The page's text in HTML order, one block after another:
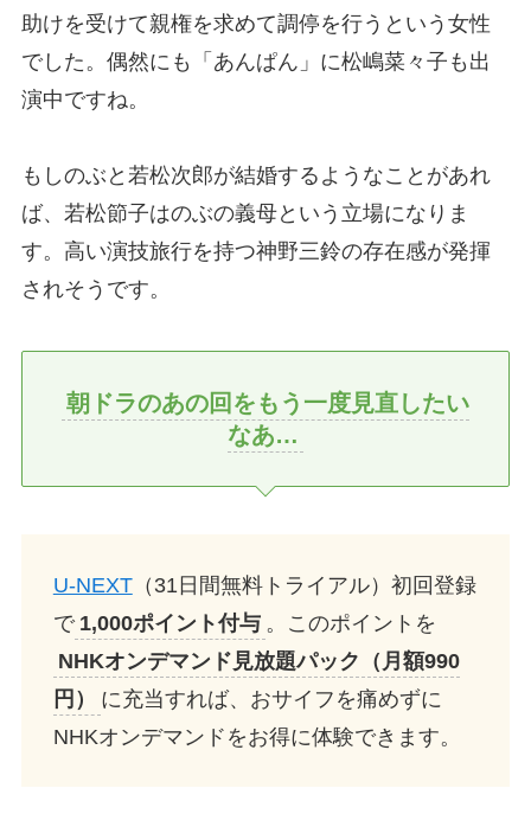
助けを受けて親権を求めて調停を行うという女性
でした。偶然にも「あんぱん」に松嶋菜々子も出
演中ですね。
もしのぶと若松次郎が結婚するようなことがあれ
ば、若松節子はのぶの義母という立場になりま
す。高い演技旅行を持つ神野三鈴の存在感が発揮
されそうです。
朝ドラのあの回をもう一度見直したい
なあ…
U-NEXT（31日間無料トライアル）初回登録
で 1,000ポイント付与 。このポイントを
NHKオンデマンド見放題パック（月額990
円）
に充当すれば、おサイフを痛めずに
NHKオンデマンドをお得に体験できます。